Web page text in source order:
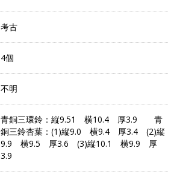
考古
4個
不明
青銅三環鈴：縦9.51 横10.4 厚3.9 青
銅三鈴杏葉：(1)縦9.0 横9.4 厚3.4 (2)縦
9.9 横9.5 厚3.6 (3)縦10.1 横9.9 厚
3.9